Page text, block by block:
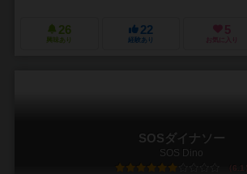
26
興味あり
22
経験あり
5
お気に入り
SOSダイナソー
SOS Dino
6.1